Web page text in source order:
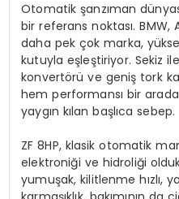
Otomatik şanzıman
bir referans noktası. BMW,
daha pek çok marka,
kutuyla eşleştiriyor. Sekiz
konvertörü ve geniş tork
hem performansı bir
yaygın kılan başlıca sebep.
ZF 8HP, klasik otomatik
elektroniği ve hidroliği
yumuşak, kilitlenme hızlı,